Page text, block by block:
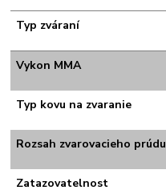
Typ zváraní
Vykon MMA
Typ kovu na zvaranie
Rozsah zvarovacieho prúdu
Zatazovatelnost